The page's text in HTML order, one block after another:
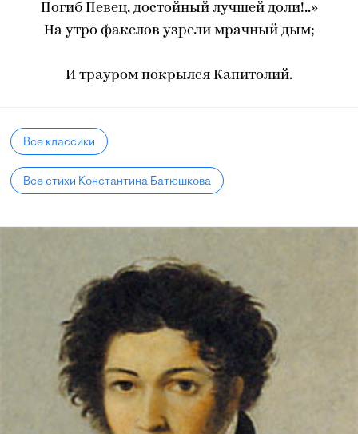
Погиб Певец, достойный лучшей доли!..»
На утро факелов узрели мрачный дым;
И трауром покрылся Капитолий.
Все классики
Все стихи Константина Батюшкова